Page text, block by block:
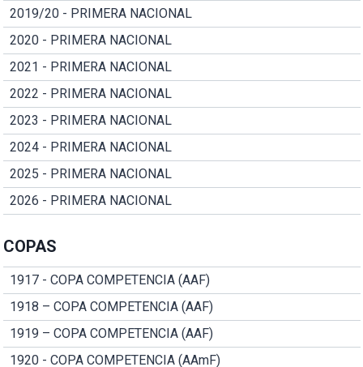
2019/20 - PRIMERA NACIONAL
2020 - PRIMERA NACIONAL
2021 - PRIMERA NACIONAL
2022 - PRIMERA NACIONAL
2023 - PRIMERA NACIONAL
2024 - PRIMERA NACIONAL
2025 - PRIMERA NACIONAL
2026 - PRIMERA NACIONAL
COPAS
1917 - COPA COMPETENCIA (AAF)
1918 – COPA COMPETENCIA (AAF)
1919 – COPA COMPETENCIA (AAF)
1920 - COPA COMPETENCIA (AAmF)